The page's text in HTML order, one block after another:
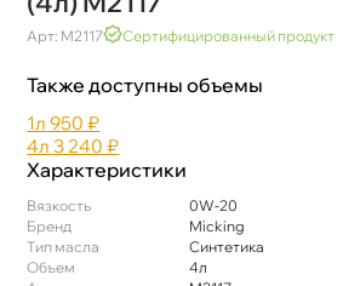
Арт: M2117 Сертифицированный продукт
Также доступны объемы
1л 950 ₽
4л 3 240 ₽
Характеристики
язкость
0W-20
Бренд
Micking
Тип масла
Синтетика
Объем
4л